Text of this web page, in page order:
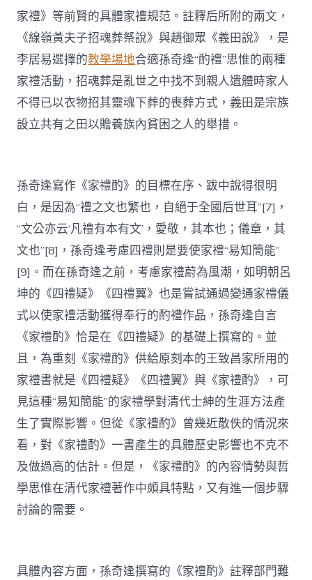
家禮》等前賢的具體家禮規范。註釋后所附的兩文，
《線嶺黃夫子招魂葬祭說》與趙御眾《義田說》，是
李居易選擇的教學場地合適孫奇逢“酌禮”思惟的兩種
家禮活動，招魂葬是亂世之中找不到親人遺體時家人
不得已以衣物招其靈魂下葬的喪葬方式，義田是宗族
設立共有之田以贍養族內貧困之人的舉措。
孫奇逢寫作《家禮酌》的目標在序、跋中說得很明
白，是因為“禮之文也繁也，自絕于全國后世耳”[7]，
“文公亦云‘凡禮有本有文’，愛敬，其本也；儀章，其
文也”[8]，孫奇逢考慮四禮則是要使家禮“易知簡能”
[9]。而在孫奇逢之前，考慮家禮蔚為風潮，如明朝呂
坤的《四禮疑》《四禮翼》也是嘗試通過變通家禮儀
式以使家禮活動獲得奉行的酌禮作品，孫奇逢自言
《家禮酌》恰是在《四禮疑》的基礎上撰寫的。並
且，為重刻《家禮酌》供給原刻本的王致昌家所用的
家禮書就是《四禮疑》《四禮翼》與《家禮酌》，可
見這種“易知簡能”的家禮學對清代士紳的生涯方法產
生了實際影響。但從《家禮酌》曾幾近散佚的情況來
看，對《家禮酌》一書產生的具體歷史影響也不克不
及做過高的估計。但是，《家禮酌》的內容情勢與哲
學思惟在清代家禮著作中頗具特點，又有進一個步驟
討論的需要。
具體內容方面，孫奇逢撰寫的《家禮酌》註釋部門難